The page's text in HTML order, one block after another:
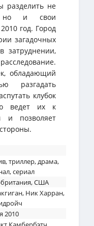
разделить не
но и свои
год. Город
загадочных
затруднении,
обладающий
разгадать
клубок
ведет их к
и позволяет
,триллер,драма,
,сериал
,США
, Ник Харран,
2010